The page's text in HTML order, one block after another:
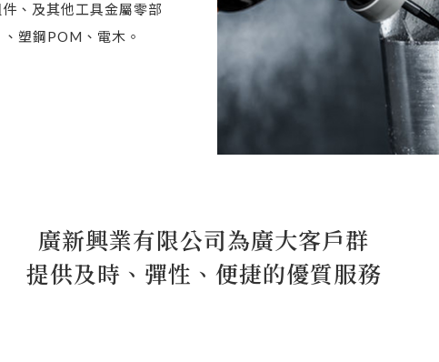
、及其他工具金屬零部
塑鋼POM、電木。
廣新興業有限公司為廣大客戶群
提供及時、彈性、便捷的優質服務